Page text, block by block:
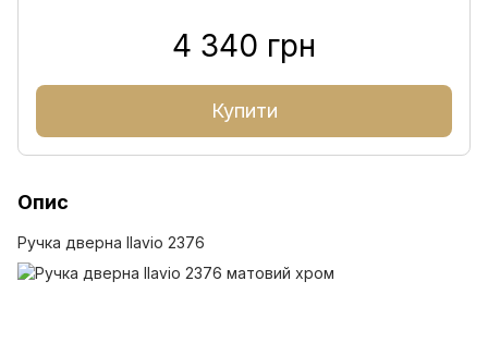
4 340 грн
Купити
Опис
Ручка дверна Ilavio 2376